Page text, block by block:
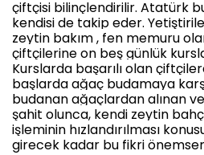
çiftçisi bilinçlendirilir. Atatürk
kendisi de takip eder.
zeytin bakım , fen memuru
çiftçilerine on beş günlük
Kurslarda başarılı olan
başlarda ağaç budamaya
budanan ağaçlardan alınan
şahit olunca, kendi zeytin
işleminin hızlandırılması
girecek kadar bu fikri